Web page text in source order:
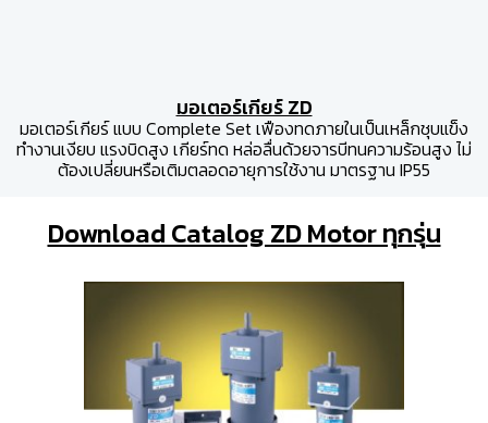
มอเตอร์เกียร์ ZD
มอเตอร์เกียร์ แบบ Complete Set เฟืองทดภายในเป็นเหล็กชุบแข็ง
ทำงานเงียบ แรงบิดสูง เกียร์ทด หล่อลื่นด้วยจารบีทนความร้อนสูง ไม่
ต้องเปลี่ยนหรือเติมตลอดอายุการใช้งาน มาตรฐาน IP55
Download Catalog ZD Motor ทุกรุ่น